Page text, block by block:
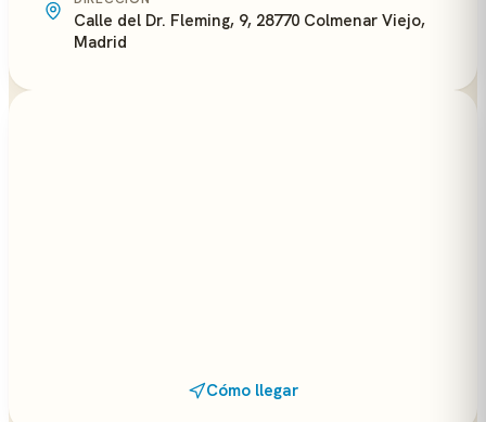
Calle del Dr. Fleming, 9, 28770 Colmenar Viejo,
Madrid
Cómo llegar